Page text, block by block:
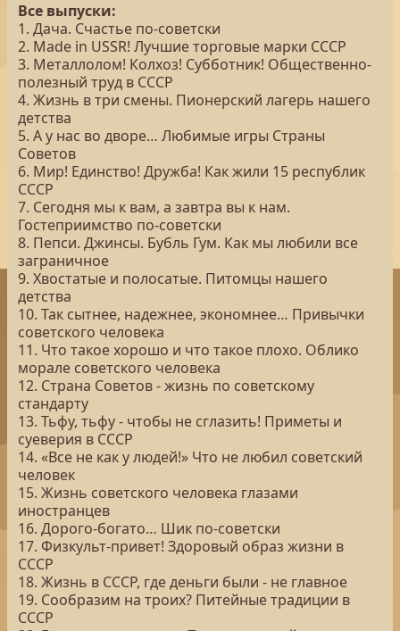
Все выпуски:
1. Дача. Счастье по-советски
2. Made in USSR! Лучшие торговые марки СССР
3. Металлолом! Колхоз! Субботник! Общественно-
полезный труд в СССР
4. Жизнь в три смены. Пионерский лагерь нашего
детства
5. А у нас во дворе… Любимые игры Страны
Советов
6. Мир! Единство! Дружба! Как жили 15 республик
СССР
7. Сегодня мы к вам, а завтра вы к нам.
Гостеприимство по-советски
8. Пепси. Джинсы. Бубль Гум. Как мы любили все
заграничное
9. Хвостатые и полосатые. Питомцы нашего
детства
10. Так сытнее, надежнее, экономнее… Привычки
советского человека
11. Что такое хорошо и что такое плохо. Облико
морале советского человека
12. Страна Советов - жизнь по советскому
стандарту
13. Тьфу, тьфу - чтобы не сглазить! Приметы и
суеверия в СССР
14. «Все не как у людей!» Что не любил советский
человек
15. Жизнь советского человека глазами
иностранцев
16. Дорого-богато… Шик по-советски
17. Физкульт-привет! Здоровый образ жизни в
СССР
18. Жизнь в СССР, где деньги были - не главное
19. Сообразим на троих? Питейные традиции в
СССР